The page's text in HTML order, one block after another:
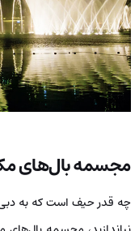
مجسمه بال‌های
چه قدر حیف است که به